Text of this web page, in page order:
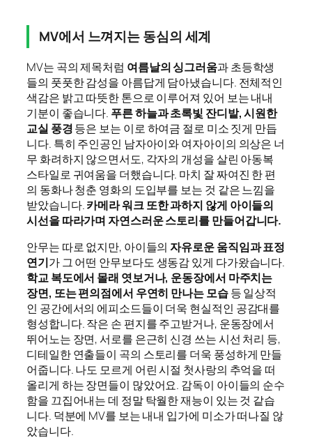
MV에서 느껴지는 동심의 세계
MV는 곡의 제목처럼 여름날의 싱그러움과 초등학생
들의 풋풋한 감성을 아름답게 담아냈습니다. 전체적인
색감은 밝고 따뜻한 톤으로 이루어져 있어 보는 내내
기분이 좋습니다. 푸른 하늘과 초록빛 잔디밭, 시원한
교실 풍경등은 보는 이로 하여금 절로 미소 짓게 만듭
니다. 특히 주인공인 남자아이와 여자아이의 의상은 너
무 화려하지 않으면서도, 각자의 개성을 살린 아동복
스타일로 귀여움을 더했습니다. 마치 잘 짜여진 한 편
의 동화나 청춘 영화의 도입부를 보는 것 같은 느낌을
받았습니다.카메라 워크 또한 과하지 않게 아이들의
시선을 따라가며 자연스러운 스토리를 만들어갑니다.
안무는 따로 없지만, 아이들의자유로운 움직임과 표정
연기가 그 어떤 안무보다도 생동감 있게 다가왔습니다.
학교 복도에서 몰래 엿보거나, 운동장에서 마주치는
장면, 또는 편의점에서 우연히 만나는 모습등 일상적
인 공간에서의 에피소드들이 더욱 현실적인 공감대를
형성합니다. 작은 손 편지를 주고받거나, 운동장에서
뛰어노는 장면, 서로를 은근히 신경 쓰는 시선 처리 등,
디테일한 연출들이 곡의 스토리를 더욱 풍성하게 만들
어줍니다. 나도 모르게 어린 시절 첫사랑의 추억을 떠
올리게 하는 장면들이 많았어요. 감독이 아이들의 순수
함을 끄집어내는 데 정말 탁월한 재능이 있는 것 같습
니다. 덕분에 MV를 보는 내내 입가에 미소가 떠나질 않
았습니다.